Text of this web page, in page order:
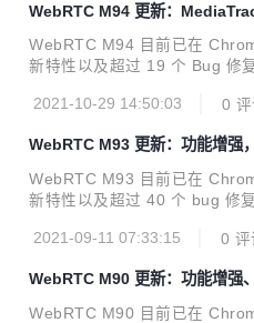
里程碑。详情见公告。 02. 功
ugs.chromium.org/p/webrtc/
询 Bug 详情。 No.1 类型：
述：chromium/webrtc使用...
WebRTC M94 更新：
2198 冗余项
WebRTC M94 目前已在
新特性以及超过 19 个 Bug 修
diaStreamTrack 的可插入流
修改音频或视频流。 更多有关
astreamtrack-insertable-
2021-10-29 14:50:03 0 评
WebRTC M93 更新：功能增强
WebRTC M93 目前已在
新特性以及超过 40 个 bug 修
2021-09-11 07:33:15
0 评
WebRTC M90 更新：功能增强
WebRTC M90 目前已在